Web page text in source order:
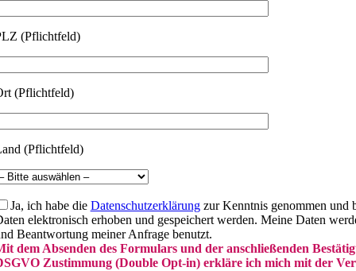
(Pflichtfeld)
(Pflichtfeld)
(Pflichtfeld)
Ja, ich habe die Datenschutzerklärungzur Kenntnis genommen und
elektronisch erhoben und gespeichert werden. Meine Daten
Beantwortung meiner Anfrage benutzt.
dem Absenden des Formulars und der anschließenden
Zustimmung (Double Opt-in) erkläre ich mich mit der